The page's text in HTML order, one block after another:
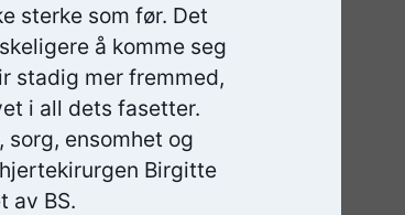
sterke som før. Det
å komme seg
stadig mer fremmed,
i all dets fasetter.
ensomhet og
Birgitte
av BS.